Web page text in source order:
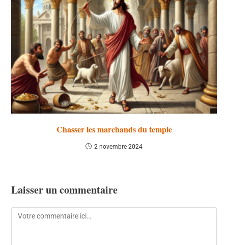
Chasser les marchands du temple
2 novembre 2024
Laisser un commentaire